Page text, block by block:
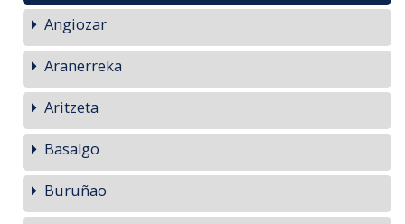
Angiozar
Aranerreka
Aritzeta
Basalgo
Buruñao